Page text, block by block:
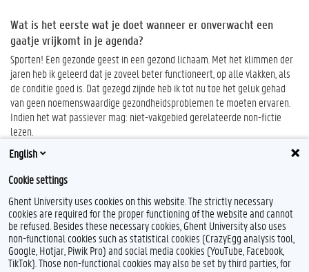
Wat is het eerste wat je doet wanneer er onverwacht een
gaatje vrijkomt in je agenda?
Sporten! Een gezonde geest in een gezond lichaam. Met het klimmen der
jaren heb ik geleerd dat je zoveel beter functioneert, op alle vlakken, als
de conditie goed is. Dat gezegd zijnde heb ik tot nu toe het geluk gehad
van geen noemenswaardige gezondheidsproblemen te moeten ervaren.
Indien het wat passiever mag: niet-vakgebied gerelateerde non-fictie
lezen.
T
w
L
i
English
Cookie settings
Ghent University uses cookies on this website. The strictly necessary
cookies are required for the proper functioning of the website and cannot
be refused. Besides these necessary cookies, Ghent University also uses
non-functional cookies such as statistical cookies (CrazyEgg analysis tool,
Google, Hotjar, Piwik Pro) and social media cookies (YouTube, Facebook,
TikTok). Those non-functional cookies may also be set by third parties, for